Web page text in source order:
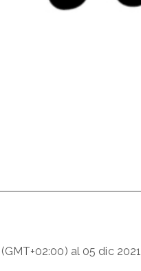
al 05 dic 2021